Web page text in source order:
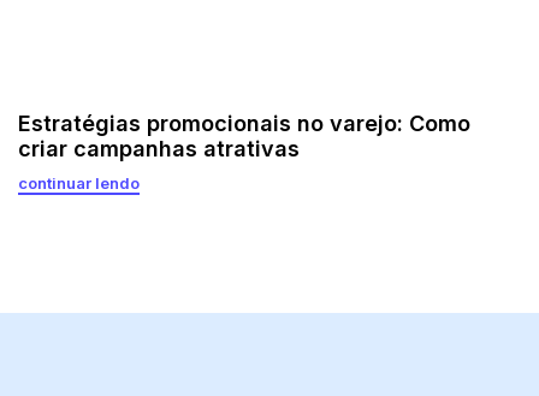
Estratégias promocionais no varejo: Como
criar campanhas atrativas
continuar lendo